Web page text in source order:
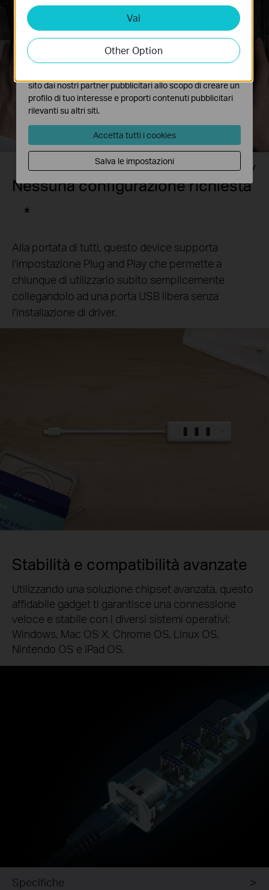
Nessuna configurazione richiesta
*
Alla portata di tutti, questo device supporta
l'impostazione Plug and Play che permette a
chiunque di utilizzarlo subito semplicemente
collegandolo ad una porta USB libera senza
l'installazione di driver.
Stabilità e compatibilità avanzate
Utilizzando una soluzione chipset avanzata, questo
affidabile gadget ti garantisce una connessione
veloce e stabile con i diversi sistemi operativi:
Windows, Mac OS X, Chrome OS, Linux OS,
Nintendo OS e iPad OS.
Specifiche
Vai
Other Option
Analytics e Marketing Cookies
I cookies analitici ci permettono di analizzare le tue
attività sul nostro sito allo scopo di migliorarne le
funzionalità.
sito dai nostri partner pubblicitari allo scopo di creare un
profilo di tuo interesse e proporti contenuti pubblicitari
rilevanti su altri siti.
Accetta tutti i cookies
Salva le impostazioni